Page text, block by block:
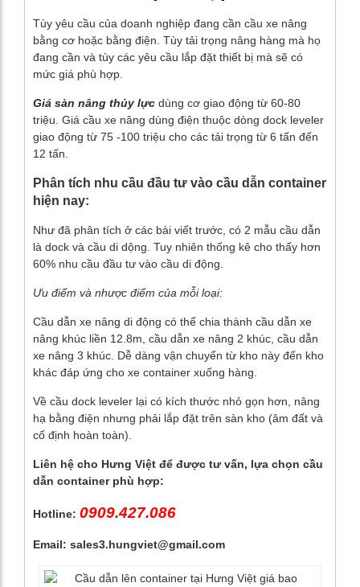
Tùy yêu cầu của doanh nghiệp đang cần cầu xe nâng
bằng cơ hoặc bằng điện. Tùy tải trọng nâng hàng mà họ
đang cần và tùy các yêu cầu lắp đặt thiết bị mà sẽ có
mức giá phù hợp.
Giá sàn nâng thủy lực dùng cơ giao động từ 60-80
triệu. Giá cầu xe nâng dùng điện thuộc dòng dock leveler
giao động từ 75 -100 triệu cho các tải trọng từ 6 tấn đến
12 tấn.
Phân tích nhu cầu đầu tư vào cầu dẫn container
hiện nay:
Như đã phân tích ở các bài viết trước, có 2 mẫu cầu dẫn
là dock và cầu di dộng. Tuy nhiên thống kê cho thấy hơn
60% nhu cầu đầu tư vào cầu di động.
Ưu điểm và nhược điểm của mỗi loại:
Cầu dẫn xe nâng di động có thể chia thành cầu dẫn xe
nâng khúc liền 12.8m, cầu dẫn xe nâng 2 khúc, cầu dẫn
xe nâng 3 khúc. Dễ dàng vận chuyển từ kho này đến kho
khác đáp ứng cho xe container xuống hàng.
Về cầu dock leveler lại có kích thước nhỏ gọn hơn, nâng
hạ bằng điện nhưng phải lắp đặt trên sàn kho (âm đất và
cố định hoàn toàn).
Liên hệ cho Hưng Việt để được tư vấn, lựa chọn cầu
dẫn container phù hợp:
Hotline: 0909.427.086
Email: sales3.hungviet@gmail.com